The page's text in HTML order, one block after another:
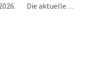
2026. Die aktuelle…